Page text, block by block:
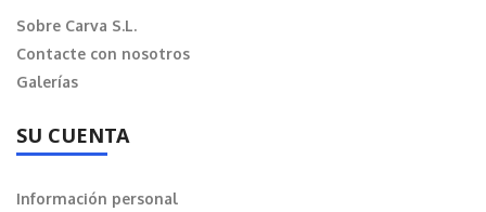
Sobre Carva S.L.
Contacte con nosotros
Galerías
SU CUENTA
Información personal